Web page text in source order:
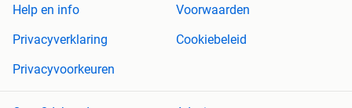
Help en info
Voorwaarden
Privacyverklaring
Cookiebeleid
Privacyvoorkeuren